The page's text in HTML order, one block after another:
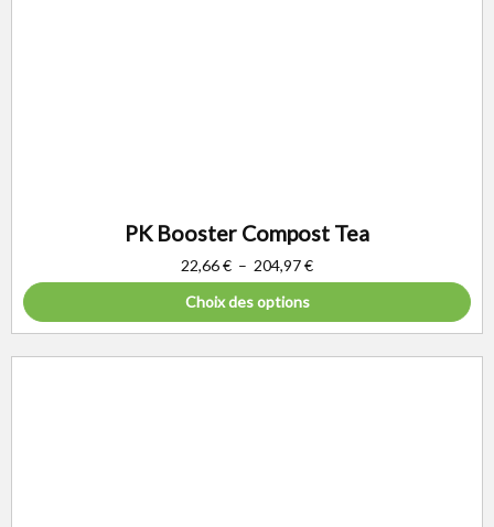
PK Booster Compost Tea
22,66€ – 204,97€
Choix des options